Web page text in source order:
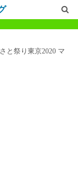
と祭り東京2020 マ